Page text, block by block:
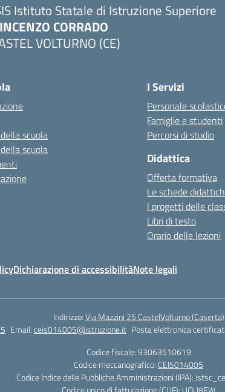
Istituto Statale di Istruzione Superiore
CORRADO
VOLTURNO (CE)
scuola
scuola
I Servizi
Personale
Famiglie e studenti
Percorsi di studio
Didattica
Offerta formativa
Le schede
I progetti delle
Libri di testo
Orario delle lezioni
Dichiarazione di accessibilitàNote legali
Indirizzo:Via Mazzini 25 CastelVolturno (Caserta)
Email:ceis014005@istruzione.it Posta elettronica
Codice fiscale: 93063510619
Codice meccanografico: CEIS014005
Codice Indice delle Pubbliche Amministrazioni (IPA):